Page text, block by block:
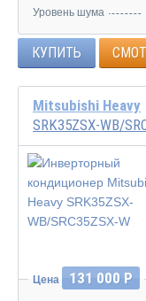
Уровень шума
КУПИТЬ
Mitsubishi Heavy
SRK35ZSX-WB/
Инвертор
Цена 131 000 Р